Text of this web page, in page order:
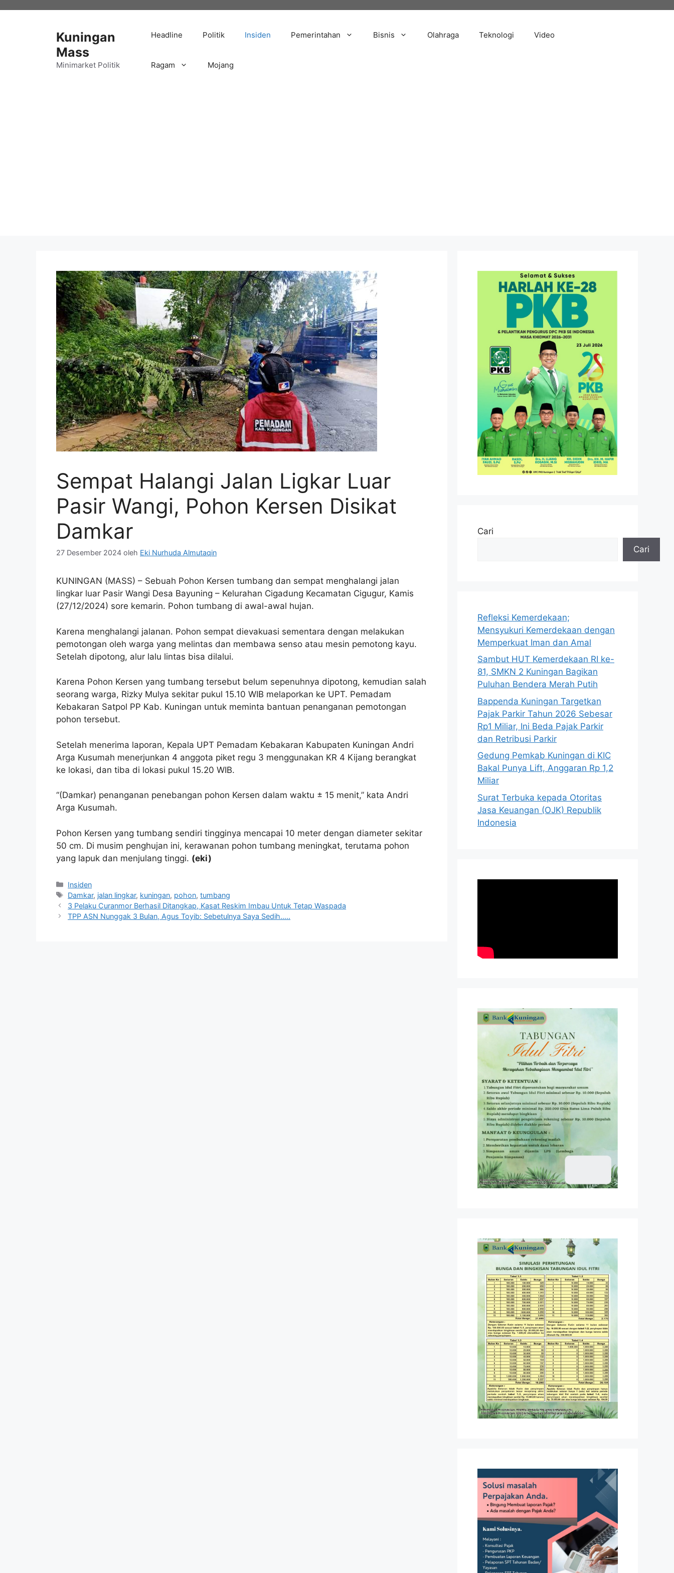
Kuningan
Mass
Minimarket Politik
Headline Politik Insiden Pemerintahan Bisnis Olahraga Teknologi Video
Ragam Mojang
Sempat Halangi Jalan Ligkar Luar
Pasir Wangi, Pohon Kersen Disikat
Damkar
27 Desember 2024 oleh Eki Nurhuda Almutaqin
KUNINGAN (MASS) – Sebuah Pohon Kersen tumbang dan sempat menghalangi jalan
lingkar luar Pasir Wangi Desa Bayuning – Kelurahan Cigadung Kecamatan Cigugur, Kamis
(27/12/2024) sore kemarin. Pohon tumbang di awal-awal hujan.
Karena menghalangi jalanan. Pohon sempat dievakuasi sementara dengan melakukan
pemotongan oleh warga yang melintas dan membawa senso atau mesin pemotong kayu.
Setelah dipotong, alur lalu lintas bisa dilalui.
Karena Pohon Kersen yang tumbang tersebut belum sepenuhnya dipotong, kemudian salah
seorang warga, Rizky Mulya sekitar pukul 15.10 WIB melaporkan ke UPT. Pemadam
Kebakaran Satpol PP Kab. Kuningan untuk meminta bantuan penanganan pemotongan
pohon tersebut.
Setelah menerima laporan, Kepala UPT Pemadam Kebakaran Kabupaten Kuningan Andri
Arga Kusumah menerjunkan 4 anggota piket regu 3 menggunakan KR 4 Kijang berangkat
ke lokasi, dan tiba di lokasi pukul 15.20 WIB.
“(Damkar) penanganan penebangan pohon Kersen dalam waktu ± 15 menit,” kata Andri
Arga Kusumah.
Pohon Kersen yang tumbang sendiri tingginya mencapai 10 meter dengan diameter sekitar
50 cm. Di musim penghujan ini, kerawanan pohon tumbang meningkat, terutama pohon
yang lapuk dan menjulang tinggi. (eki)
Kategori
Insiden
Tag
Damkar, jalan lingkar, kuningan, pohon,tumbang
3 Pelaku Curanmor Berhasil Ditangkap, Kasat Reskim Imbau Untuk Tetap Waspada
TPP ASN Nunggak 3 Bulan, Agus Toyib: Sebetulnya Saya Sedih…..
Cari
Cari
Refleksi Kemerdekaan;
Mensyukuri Kemerdekaan dengan
Memperkuat Iman dan Amal
Sambut HUT Kemerdekaan RI ke-
81, SMKN 2 Kuningan Bagikan
Puluhan Bendera Merah Putih
Bappenda Kuningan Targetkan
Pajak Parkir Tahun 2026 Sebesar
Rp1 Miliar, Ini Beda Pajak Parkir
dan Retribusi Parkir
Gedung Pemkab Kuningan di KIC
Bakal Punya Lift, Anggaran Rp 1,2
Miliar
Surat Terbuka kepada Otoritas
Jasa Keuangan (OJK) Republik
Indonesia